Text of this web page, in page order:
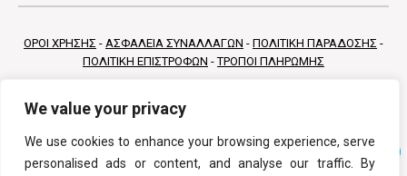
We value your privacy
We use cookies to enhance your browsing experience, serve
personalised ads or content, and analyse our traffic. By
ΟΡΟΙ ΧΡΗΣΗΣ - ΑΣΦΑΛΕΙΑ ΣΥΝΑΛΛΑΓΩΝ - ΠΟΛΙΤΙΚΗ ΠΑΡΑΔΟΣΗΣ -
ΠΟΛΙΤΙΚΗ ΕΠΙΣΤΡΟΦΩΝ -ΤΡΟΠΟΙ ΠΛΗΡΩΜΗΣ